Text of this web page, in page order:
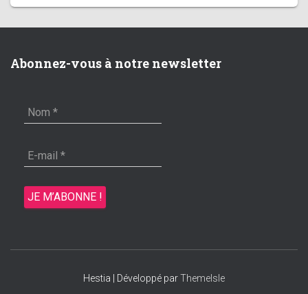
Abonnez-vous à notre newsletter
Hestia | Développé parThemeIsle